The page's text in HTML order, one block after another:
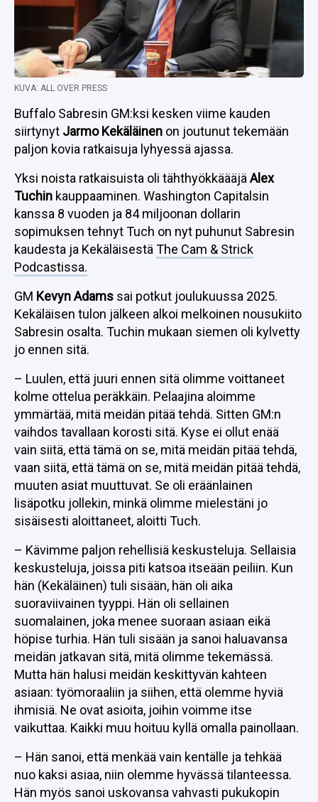
KUVA: ALL OVER PRESS
Buffalo Sabresin GM:ksi kesken viime kauden
siirtynyt Jarmo Kekäläinen on joutunut tekemään
paljon kovia ratkaisuja lyhyessä ajassa.
Yksi noista ratkaisuista oli tähthyökkäääjä Alex
Tuchin kauppaaminen. Washington Capitalsin
kanssa 8 vuoden ja 84 miljoonan dollarin
sopimuksen tehnyt Tuch on nyt puhunut Sabresin
kaudesta ja Kekäläisestä The Cam & Strick
Podcastissa.
GM Kevyn Adams sai potkut joulukuussa 2025.
Kekäläisen tulon jälkeen alkoi melkoinen nousukiito
Sabresin osalta. Tuchin mukaan siemen oli kylvetty
jo ennen sitä.
– Luulen, että juuri ennen sitä olimme voittaneet
kolme ottelua peräkkäin. Pelaajina aloimme
ymmärtää, mitä meidän pitää tehdä. Sitten GM:n
vaihdos tavallaan korosti sitä. Kyse ei ollut enää
vain siitä, että tämä on se, mitä meidän pitää tehdä,
vaan siitä, että tämä on se, mitä meidän pitää tehdä,
muuten asiat muuttuvat. Se oli eräänlainen
lisäpotku jollekin, minkä olimme mielestäni jo
sisäisesti aloittaneet, aloitti Tuch.
– Kävimme paljon rehellisiä keskusteluja. Sellaisia
keskusteluja, joissa piti katsoa itseään peiliin. Kun
hän (Kekäläinen) tuli sisään, hän oli aika
suoraviivainen tyyppi. Hän oli sellainen
suomalainen, joka menee suoraan asiaan eikä
höpise turhia. Hän tuli sisään ja sanoi haluavansa
meidän jatkavan sitä, mitä olimme tekemässä.
Mutta hän halusi meidän keskittyvän kahteen
asiaan: työmoraaliin ja siihen, että olemme hyviä
ihmisiä. Ne ovat asioita, joihin voimme itse
vaikuttaa. Kaikki muu hoituu kyllä omalla painollaan.
– Hän sanoi, että menkää vain kentälle ja tehkää
nuo kaksi asiaa, niin olemme hyvässä tilanteessa.
Hän myös sanoi uskovansa vahvasti pukukopin